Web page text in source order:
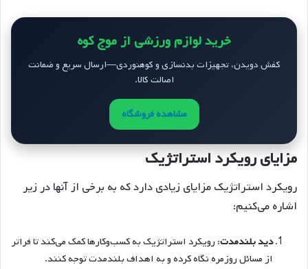
خرید لوازم ورزشی از موج کوه
کفش دویدن، تجهیزات بدنسازی و کوهنوردی—ارسال سریع و ضمانت
اصالت کالا.
مشاهده فروشگاه
مزایای رویکرد استراتژیک
رویکرد استراتژیک مزایای زیادی دارد که به برخی از آنها در زیر
اشاره می‌کنیم:
دید بلندمدت: رویکرد استراتژیک به کسب‌وکارها کمک می‌کند تا فراتر
از مسائل روزمره نگاه کرده و به اهداف بلندمدت توجه کنند.